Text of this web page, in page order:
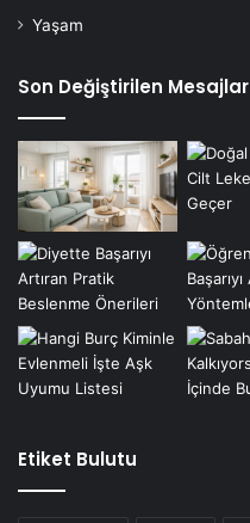
Yaşam
Son Değiştirilen Mesajlar
Etiket Bulutu